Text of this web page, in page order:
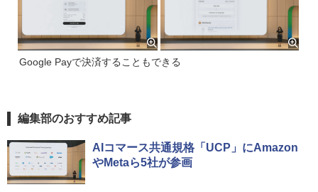
Google Payで決済することもできる
編集部のおすすめ記事
AIコマース共通規格「UCP」にAmazon
やMetaら5社が参画